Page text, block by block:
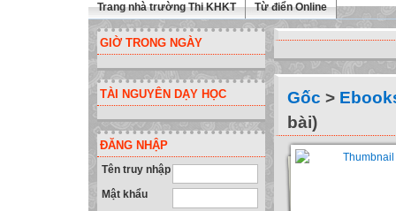
Trang nhà trường Thi KHKT
Từ điển Online
GIỜ TRONG NGÀY
TÀI NGUYÊN DẠY HỌC
ĐĂNG NHẬP
Tên truy nhập
Mật khẩu
Gốc >
bài)